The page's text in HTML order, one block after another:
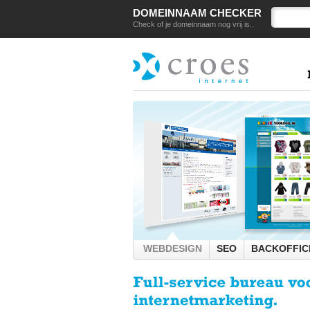
DOMEINNAAM CHECKER
Check of je domeinnaam nog vrij is..
WEBDESIGN SEO